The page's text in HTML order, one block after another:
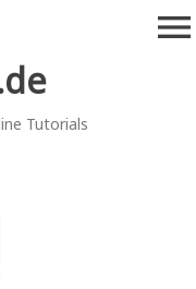
Tutorials
menu